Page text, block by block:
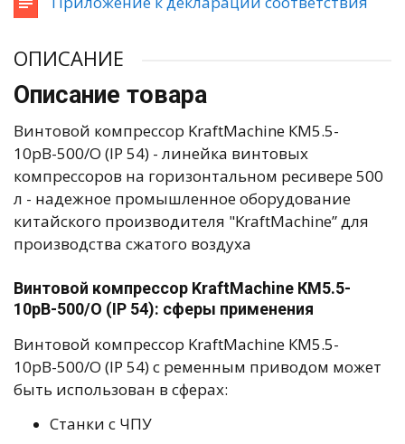
ОПИСАНИЕ
Описание товара
Винтовой компрессор KraftMachine КМ5.5-
10рВ-500/О (IP 54) - линейка винтовых
компрессоров на горизонтальном ресивере 500
л - надежное промышленное оборудование
китайского производителя "KraftMachine” для
производства сжатого воздуха
Винтовой компрессор KraftMachine КМ5.5-
10рВ-500/О (IP 54): сферы применения
Винтовой компрессор KraftMachine КМ5.5-
10рВ-500/О (IP 54) с ременным приводом может
быть использован в сферах:
Станки с ЧПУ